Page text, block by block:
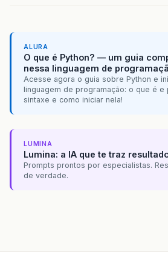
ALURA
O que é Python? — um guia
nessa linguagem de
Acesse agora o guia sobre Python e
linguagem de programação: o que é e
sintaxe e como iniciar nela!
LUMINA
Lumina: a IA que te traz
Prompts prontos por especialistas.
de verdade.